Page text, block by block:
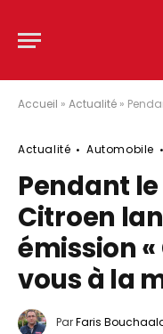
Accueil » Actualité » Pendant le
Actualité Automobile
Pendant
Citroen
émission
vous à la
ParFaris